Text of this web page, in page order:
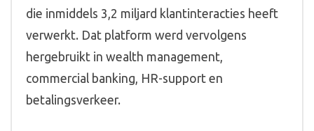
die inmiddels 3,2 miljard klantinteracties heeft
verwerkt. Dat platform werd vervolgens
hergebruikt in wealth management,
commercial banking, HR-support en
betalingsverkeer.